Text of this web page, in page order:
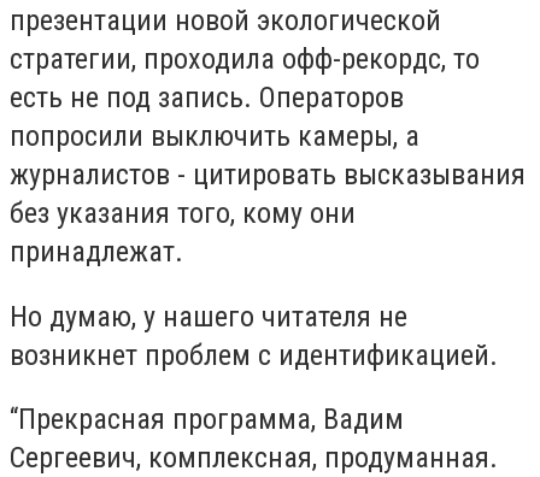
презентации новой экологической
стратегии, проходила офф-рекордс, то
есть не под запись. Операторов
попросили выключить камеры, а
журналистов - цитировать высказывания
без указания того, кому они
принадлежат.
Но думаю, у нашего читателя не
возникнет проблем с идентификацией.
“Прекрасная программа, Вадим
Сергеевич, комплексная, продуманная.